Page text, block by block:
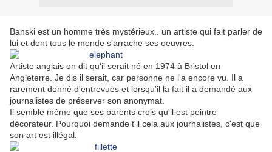
Banski est un homme très mystérieux.. un artiste qui fait parler de
lui et dont tous le monde s'arrache ses oeuvres.
Artiste anglais on dit qu'il serait né en 1974 à Bristol en
Angleterre. Je dis il serait, car personne ne l'a encore vu. Il a
rarement donné d'entrevues et lorsqu'il la fait il a demandé aux
journalistes de préserver son anonymat.
Il semble même que ses parents crois qu'il est peintre
décorateur. Pourquoi demande t'il cela aux journalistes, c'est que
son art est illégal.